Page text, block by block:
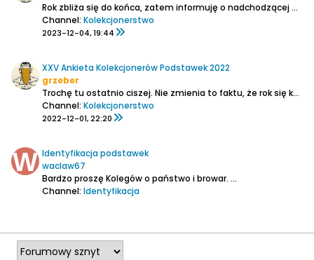
Rok zbliża się do końca, zatem informuję o nadchodzącej ankiecie kolekcjonerów podstawek.
Channel: Kolekcjonerstwo
2023-12-04, 19:44
XXV Ankieta Kolekcjonerów Podstawek 2022
grzeber
Trochę tu ostatnio ciszej. Nie zmienia to faktu, że rok się kończy więc czas szykować ankietę podstawek.
Channel: Kolekcjonerstwo
2022-12-01, 22:20
Identyfikacja podstawek
waclaw67
Bardzo proszę Kolegów o państwo i browar. ...
Channel: Identyfikacja